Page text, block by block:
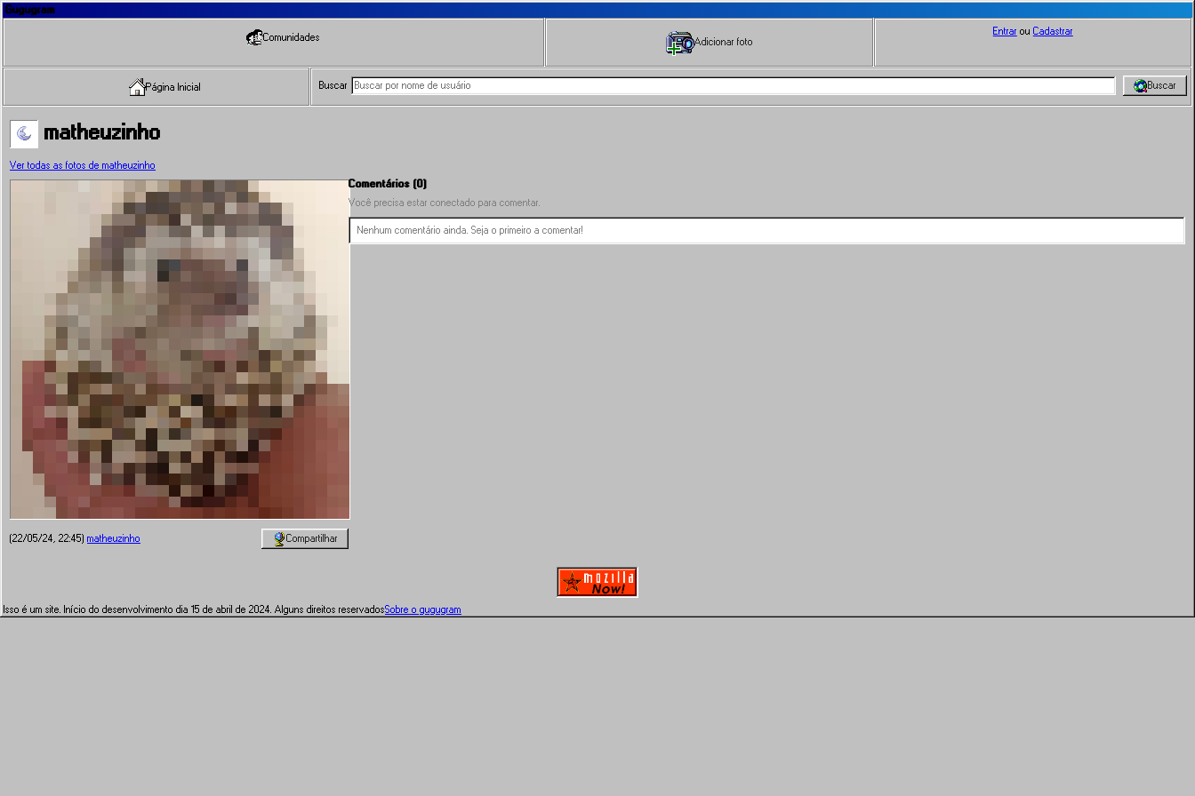
Gugugram
Página Inicial
Comunidades Adicionar foto
Buscar Buscar
Entrar ou Cadastrar
matheuzinho
Ver todas as fotos de matheuzinho
(22/05/24, 22:45) matheuzinho Compartilhar
Comentários (0)
Você precisa estar conectado para comentar.
Nenhum comentário ainda. Seja o primeiro a comentar!
Isso é um site. Início do desenvolvimento dia 15 de abril de 2024. Alguns direitos reservadosSobre o gugugram